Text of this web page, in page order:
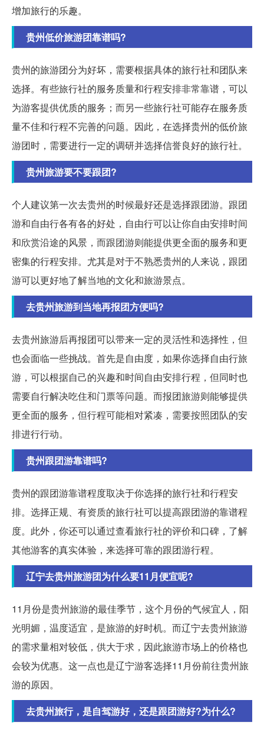
增加旅行的乐趣。
贵州低价旅游团靠谱吗?
贵州的旅游团分为好坏，需要根据具体的旅行社和团队来
选择。有些旅行社的服务质量和行程安排非常靠谱，可以
为游客提供优质的服务；而另一些旅行社可能存在服务质
量不佳和行程不完善的问题。因此，在选择贵州的低价旅
游团时，需要进行一定的调研并选择信誉良好的旅行社。
贵州旅游要不要跟团?
个人建议第一次去贵州的时候最好还是选择跟团游。跟团
游和自由行各有各的好处，自由行可以让你自由安排时间
和欣赏沿途的风景，而跟团游则能提供更全面的服务和更
密集的行程安排。尤其是对于不熟悉贵州的人来说，跟团
游可以更好地了解当地的文化和旅游景点。
去贵州旅游到当地再报团方便吗?
去贵州旅游后再报团可以带来一定的灵活性和选择性，但
也会面临一些挑战。首先是自由度，如果你选择自由行旅
游，可以根据自己的兴趣和时间自由安排行程，但同时也
需要自行解决吃住和门票等问题。而报团旅游则能够提供
更全面的服务，但行程可能相对紧凑，需要按照团队的安
排进行行动。
贵州跟团游靠谱吗?
贵州的跟团游靠谱程度取决于你选择的旅行社和行程安
排。选择正规、有资质的旅行社可以提高跟团游的靠谱程
度。此外，你还可以通过查看旅行社的评价和口碑，了解
其他游客的真实体验，来选择可靠的跟团游行程。
辽宁去贵州旅游团为什么要11月便宜呢?
11月份是贵州旅游的最佳季节，这个月份的气候宜人，阳
光明媚，温度适宜，是旅游的好时机。而辽宁去贵州旅游
的需求量相对较低，供大于求，因此旅游市场上的价格也
会较为优惠。这一点也是辽宁游客选择11月份前往贵州旅
游的原因。
去贵州旅行，是自驾游好，还是跟团游好?为什么?